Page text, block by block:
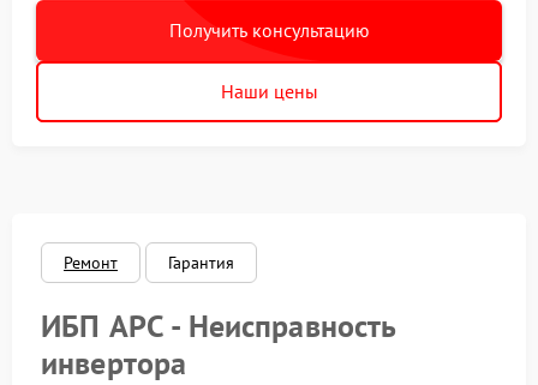
Получить консультацию
Наши цены
Ремонт Гарантия
ИБП APC - Неисправность
инвертора